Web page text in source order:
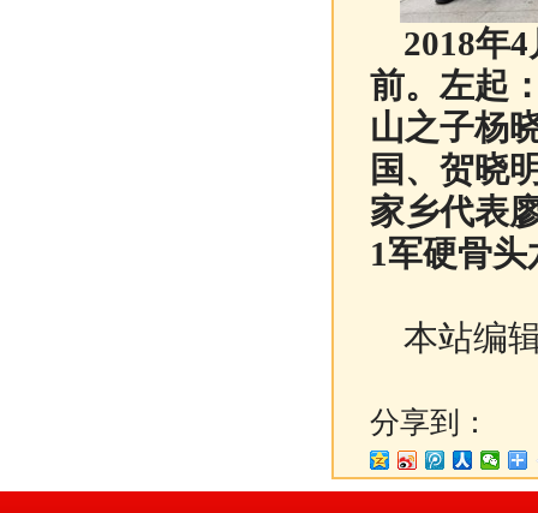
2018年4
前。左起
山之子杨
国、贺晓
家乡代表
1军硬骨
本站编
分享到：